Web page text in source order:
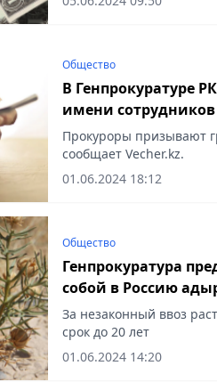
Общество
В Генпрокуратуре
имени сотрудников
Прокуроры призывают
сообщает Vecher.kz.
01.06.2024 18:12
Общество
Генпрокуратура
собой в Россию
За незаконный ввоз
срок до 20 лет
01.06.2024 14:20